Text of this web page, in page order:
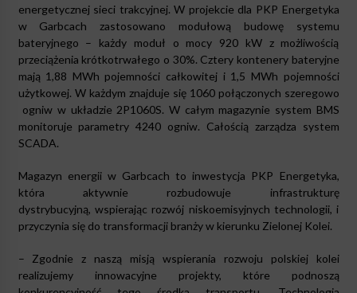
energetycznej sieci trakcyjnej. W projekcie dla PKP Energetyka
w Garbcach zastosowano modułową budowę systemu
bateryjnego – każdy moduł o mocy 920 kW z możliwością
przeciążenia krótkotrwałego o 30%. Cztery kontenery bateryjne
mają 1,88 MWh pojemności całkowitej i 1,5 MWh pojemności
użytkowej. W każdym znajduje się 1060 połączonych szeregowo
ogniw w układzie 2P1060S. W całym magazynie system BMS
monitoruje parametry 4240 ogniw. Całością zarządza system
SCADA.
Magazyn energii w Garbcach to inwestycja PKP Energetyka,
która aktywnie rozbudowuje infrastrukturę
dystrybucyjną, wspierając rozwój niskoemisyjnych technologii, i
przyczynia się do transformacji branży w kierunku Zielonej Kolei.
– Zgodnie z naszą misją wspierania rozwoju polskiej kolei
realizujemy innowacyjne projekty, które podnoszą